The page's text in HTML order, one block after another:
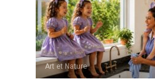
Art et Nature